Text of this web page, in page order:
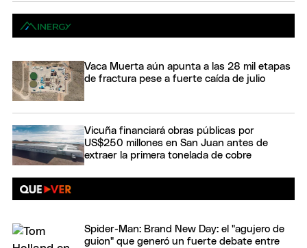
Vaca Muerta aún apunta a las 28 mil etapas
de fractura pese a fuerte caída de julio
Vicuña financiará obras públicas por
US$250 millones en San Juan antes de
extraer la primera tonelada de cobre
Spider-Man: Brand New Day: el "agujero de
guion" que generó un fuerte debate entre